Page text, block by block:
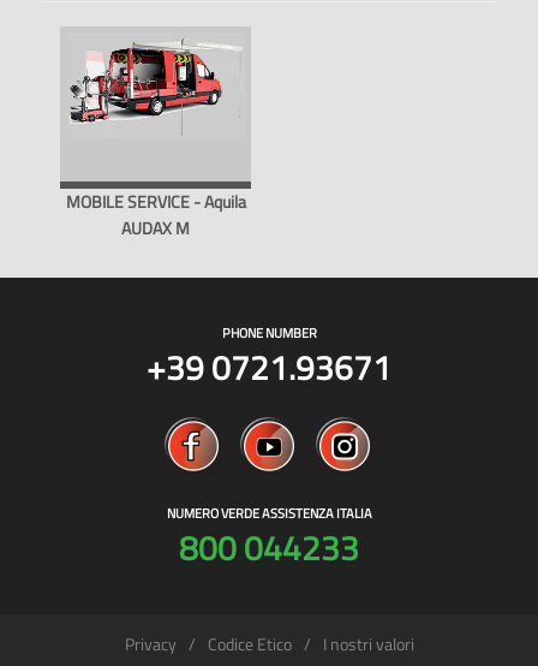
MOBILE SERVICE - Aquila
AUDAX M
PHONE NUMBER
+39 0721.93671
NUMERO VERDE ASSISTENZA ITALIA
800 044233
Privacy Codice Etico I nostri valori